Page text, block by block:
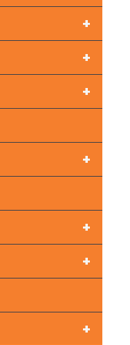
+
+
+
+
+
+
+